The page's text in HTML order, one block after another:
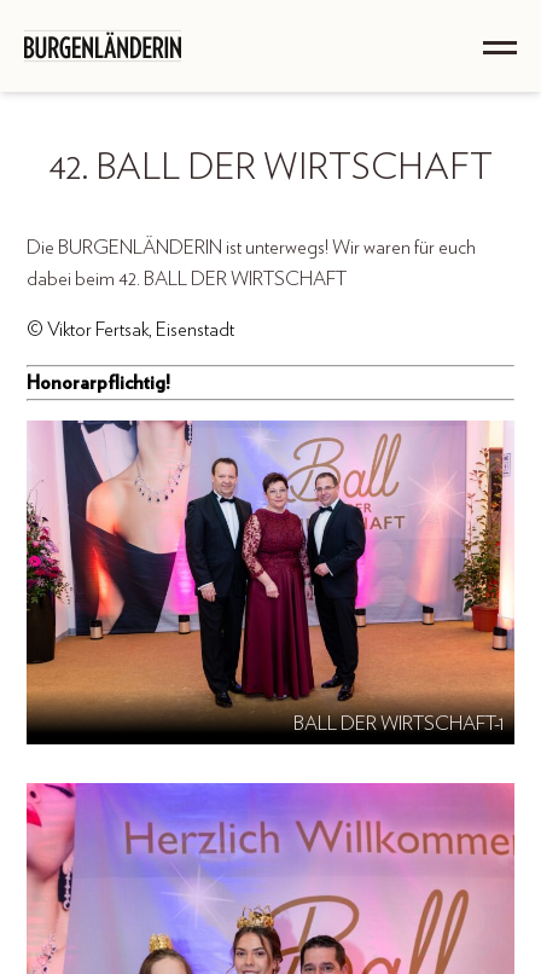
42. BALL DER WIRTSCHAFT
Die BURGENLÄNDERIN ist unterwegs! Wir waren für euch
dabei beim 42. BALL DER WIRTSCHAFT
© Viktor Fertsak, Eisenstadt
Honorarpflichtig!
BALL DER WIRTSCHAFT-1